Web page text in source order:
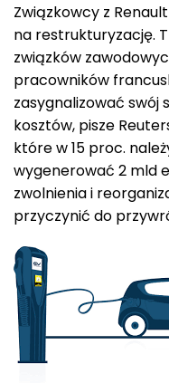
Związkowcy z
na restrukturyzację.
związków
pracowników
zasygnalizować
kosztów, pisze
które w 15 proc.
wygenerować 2 mld
zwolnienia i
przyczynić do